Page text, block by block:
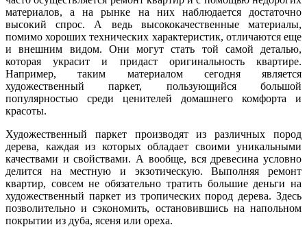
материалов, а на рынке на них наблюдается достаточно
высокий спрос. А ведь высококачественные материалы,
помимо хороших технических характеристик, отличаются еще
и внешним видом. Они могут стать той самой деталью,
которая украсит и придаст оригинальность квартире.
Например, таким материалом сегодня является
художественный паркет, пользующийся большой
популярностью среди ценителей домашнего комфорта и
красоты.
Художественный паркет производят из различных пород
дерева, каждая из которых обладает своими уникальными
качествами и свойствами. А вообще, вся древесина условно
делится на местную и экзотическую. Выполняя ремонт
квартир, совсем не обязательно тратить большие деньги на
художественный паркет из тропических пород дерева. Здесь
позволительно и сэкономить, остановившись на напольном
покрытии из дуба, ясеня или ореха.